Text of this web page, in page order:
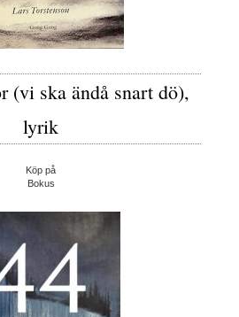
(vi ska ändå snart dö),
lyrik
Köp på
Bokus